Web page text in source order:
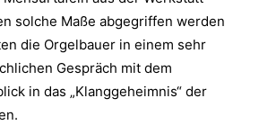
solche Maße abgegriffen werden
die Orgelbauer in einem sehr
Gespräch mit dem
in das „Klanggeheimnis“ der